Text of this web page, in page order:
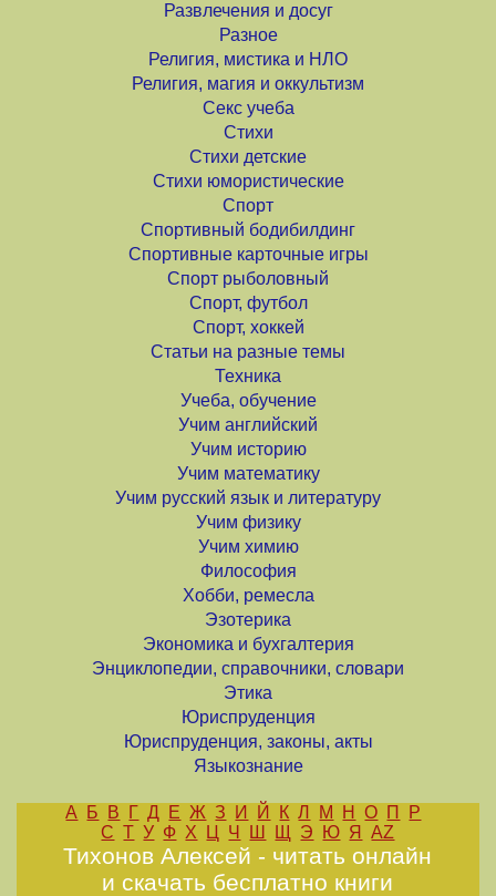
Развлечения и досуг
Разное
Религия, мистика и НЛО
Религия, магия и оккультизм
Секс учеба
Стихи
Стихи детские
Стихи юмористические
Спорт
Спортивный бодибилдинг
Спортивные карточные игры
Спорт рыболовный
Спорт, футбол
Спорт, хоккей
Статьи на разные темы
Техника
Учеба, обучение
Учим английский
Учим историю
Учим математику
Учим русский язык и литературу
Учим физику
Учим химию
Философия
Хобби, ремесла
Эзотерика
Экономика и бухгалтерия
Энциклопедии, справочники, словари
Этика
Юриспруденция
Юриспруденция, законы, акты
Языкознание
А Б В Г Д Е Ж З И Й К Л М Н О П
Р
С Т У Ф Х Ц Ч Ш Щ Э Ю Я AZ
Тихонов Алексей - читать онлайн
и скачать бесплатно книги